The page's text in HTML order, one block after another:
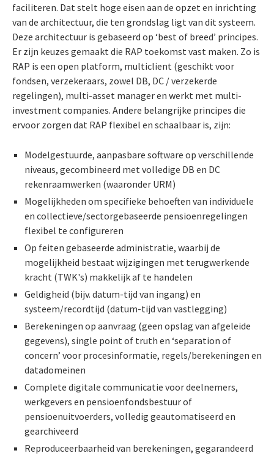
faciliteren. Dat stelt hoge eisen aan de opzet en inrichting
van de architectuur, die ten grondslag ligt van dit systeem.
Deze architectuur is gebaseerd op ‘best of breed’ principes.
Er zijn keuzes gemaakt die RAP toekomst vast maken. Zo is
RAP is een open platform, multiclient (geschikt voor
fondsen, verzekeraars, zowel DB, DC / verzekerde
regelingen), multi-asset manager en werkt met multi-
investment companies. Andere belangrijke principes die
ervoor zorgen dat RAP flexibel en schaalbaar is, zijn:
Modelgestuurde, aanpasbare software op verschillende
niveaus, gecombineerd met volledige DB en DC
rekenraamwerken (waaronder URM)
Mogelijkheden om specifieke behoeften van individuele
en collectieve/sectorgebaseerde pensioenregelingen
flexibel te configureren
Op feiten gebaseerde administratie, waarbij de
mogelijkheid bestaat wijzigingen met terugwerkende
kracht (TWK's) makkelijk af te handelen
Geldigheid (bijv. datum-tijd van ingang) en
systeem/recordtijd (datum-tijd van vastlegging)
Berekeningen op aanvraag (geen opslag van afgeleide
gegevens), single point of truth en ‘separation of
concern’ voor procesinformatie, regels/berekeningen en
datadomeinen
Complete digitale communicatie voor deelnemers,
werkgevers en pensioenfondsbestuur of
pensioenuitvoerders, volledig geautomatiseerd en
gearchiveerd
Reproduceerbaarheid van berekeningen, gegarandeerd